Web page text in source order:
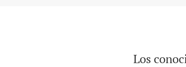
Los